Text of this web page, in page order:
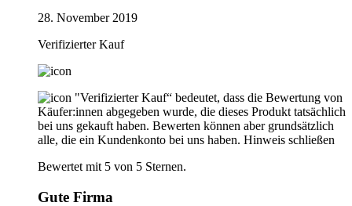
28. November 2019
Verifizierter Kauf
"Verifizierter Kauf“ bedeutet, dass die Bewertung von
Käufer:innen abgegeben wurde, die dieses Produkt tatsächlich
bei uns gekauft haben. Bewerten können aber grundsätzlich
alle, die ein Kundenkonto bei uns haben. Hinweis schließen
Bewertet mit 5 von 5 Sternen.
Gute Firma